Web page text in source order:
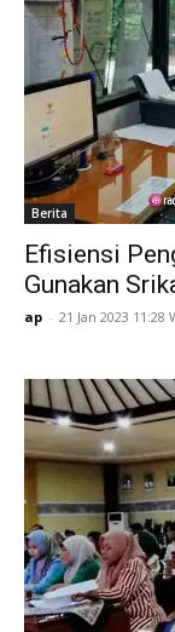
Berita
Efisiensi
Gunakan
ap - 21 Jan 2023 11:28